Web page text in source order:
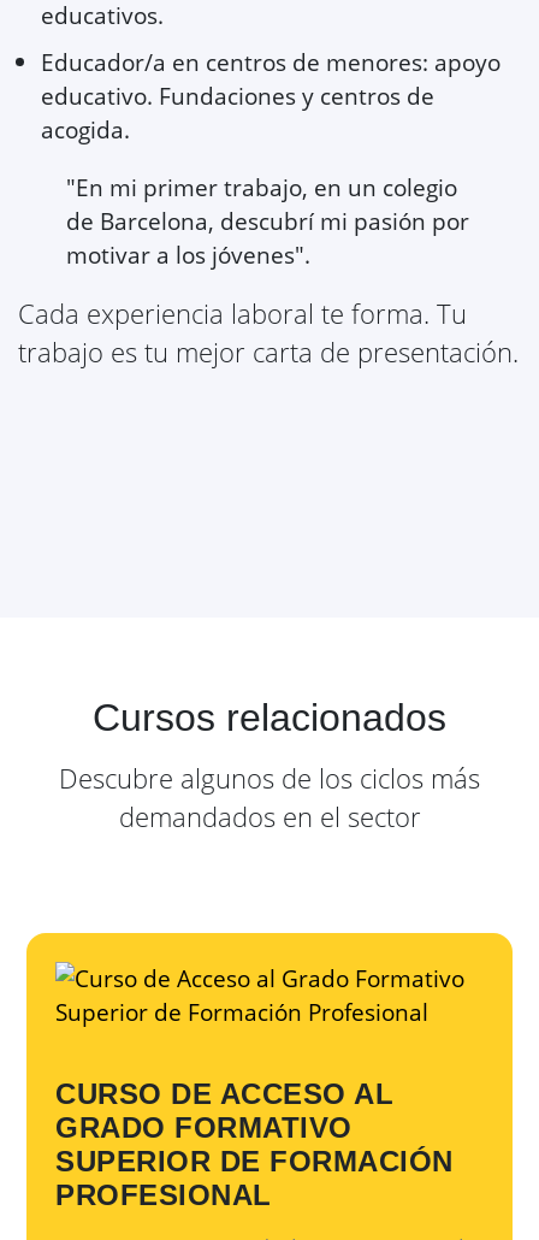
educativos.
Educador/a en centros de menores: apoyo
educativo. Fundaciones y centros de
acogida.
"En mi primer trabajo, en un colegio
de Barcelona, descubrí mi pasión por
motivar a los jóvenes".
Cada experiencia laboral te forma. Tu
trabajo es tu mejor carta de presentación.
Cursos relacionados
Descubre algunos de los ciclos más
demandados en el sector
CURSO DE ACCESO AL
GRADO FORMATIVO
SUPERIOR DE FORMACIÓN
PROFESIONAL